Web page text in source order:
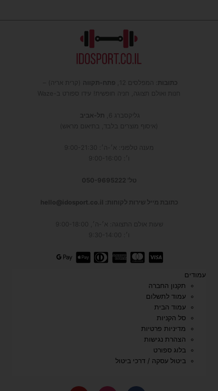
כתובות : המפלסים 12, פתח-תקווה (קרית אריה) –
חנות ואולם תצוגה, חניה חופשית! עידו ספורט ב-Waze
גליקסברג 6,
תל-אביב
(איסוף מוצרים בלבד, בתיאום מראש)
מענה טלפוני: א׳-ה׳: 9:00-21:30
ו׳: 9:00-16:00
טל' 050-9695222
כתובת מייל שירות לקוחות: hello@idosport.co.il
שעות אולם התצוגה: א׳-ה׳, 9:00-18:00
ו׳: 9:30-14:00
עמודים
תקנון החברה
עמוד לתשלום
עמוד הבית
סל הקניות
מדיניות פרטיות
הצהרת נגישות
בלוג ספורט
ביטול עסקה / דרכי ביטול